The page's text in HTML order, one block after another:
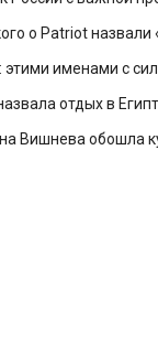
о Patriot назвали
этими именами с
отдых в
Вишнева обошла